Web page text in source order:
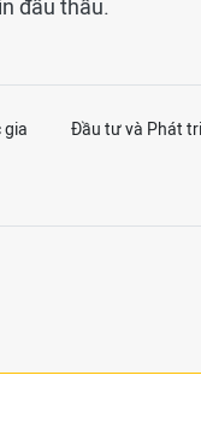
đấu thầu.
gia Đầu tư và Phát